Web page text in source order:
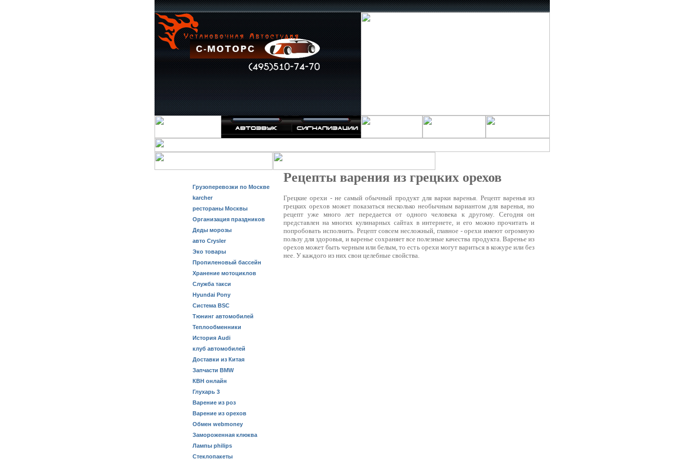
Грузоперевозки по Москве
karcher
рестораны Москвы
Организация праздников
Деды морозы
авто Crysler
Эко товары
Пропиленовый бассейн
Хранение мотоциклов
Служба такси
Hyundai Pony
Система BSC
Тюнинг автомобилей
Теплообменники
История Audi
клуб автомобилей
Доставки из Китая
Запчасти BMW
КВН онлайн
Глухарь 3
Варение из роз
Варение из орехов
Обмен webmoney
Замороженная клюква
Лампы philips
Стеклопакеты
Рецепты варения из грецких орехов
Грецкие орехи - не самый обычный продукт для варки варенья. Рецепт варенья из
грецких орехов может показаться несколько необычным вариантом для варенья, но
рецепт уже много лет передается от одного человека к другому. Сегодня он
представлен на многих кулинарных сайтах в интернете, и его можно прочитать и
попробовать исполнить. Рецепт совсем несложный, главное - орехи имеют огромную
пользу для здоровья, и варенье сохраняет все полезные качества продукта. Варенье из
орехов может быть черным или белым, то есть орехи могут вариться в кожуре или без
нее. У каждого из них свои целебные свойства.